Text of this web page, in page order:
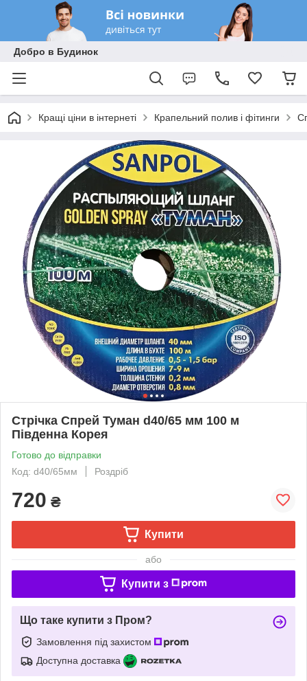
Добро в Будинок
Кращі ціни в інтернеті Крапельний полив і фітинги
Стрічка Спрей Туман d40/65 мм 100 м
Південна Корея
Готово до відправки
Код: d40/65мм
Роздріб
720 ₴
Купити
або
Купити з
Що таке купити з Пром?
Замовлення під захистом
Доступна доставка